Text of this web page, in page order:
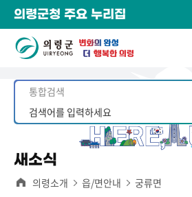
의령군청 주요 누리집
새소식
의령소개 읍/면안내 궁류면